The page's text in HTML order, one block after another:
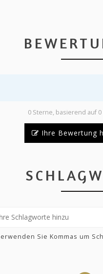
0 Sterne, basierend auf
Ihre Bewertung
Sie Kommas um